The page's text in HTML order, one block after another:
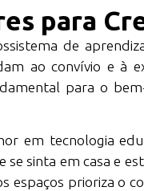
para
de
ao convívio e à
para o
em tecnologia
sinta em casa e
espaços prioriza o